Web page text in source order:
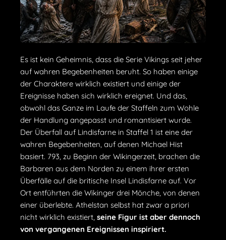
Es ist kein Geheimnis, dass die Serie Vikings seit jeher
auf wahren Begebenheiten beruht. So haben einige
der Charaktere wirklich existiert und einige der
Ereignisse haben sich wirklich ereignet. Und das,
obwohl das Ganze im Laufe der Staffeln zum Wohle
der Handlung angepasst und romantisiert wurde.
Der Überfall auf Lindisfarne in Staffel 1 ist eine der
wahren Begebenheiten, auf denen Michael Hist
basiert. 793, zu Beginn der Wikingerzeit, brachen die
Barbaren aus dem Norden zu einem ihrer ersten
Überfälle auf die britische Insel Lindisfarne auf. Vor
Ort entführten die Wikinger drei Mönche, von denen
einer überlebte. Athelstan selbst hat zwar a priori
nicht wirklich existiert, seine Figur ist aber dennoch
von vergangenen Ereignissen inspiriert.